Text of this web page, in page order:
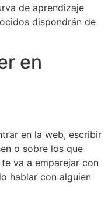
de aprendizaje
dispondrán de
en
en la web, escribir
o sobre los que
va a emparejar con
hablar con alguien